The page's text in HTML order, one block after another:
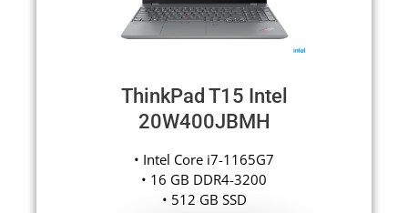
ThinkPad T15 Intel
20W400JBMH
• Intel Core i7-1165G7
• 16 GB DDR4-3200
• 512 GB SSD